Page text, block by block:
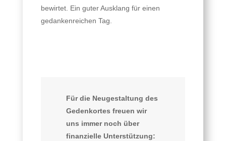
bewirtet. Ein guter Ausklang für einen
gedankenreichen Tag.
Für die Neugestaltung des
Gedenkortes freuen wir
uns immer noch über
finanzielle Unterstützung: